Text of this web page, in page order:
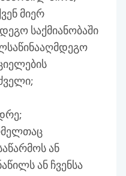
მიერ
საქმიანობაში
ან
ან ჩვენსა